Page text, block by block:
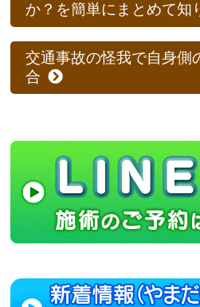
か？を簡単にまとめて知
交通事故の怪我で自身側
合